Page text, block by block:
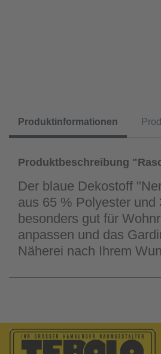
Produktinformationen
Produktbeschreibung
Der blaue Dekostoff
aus 65 % Polyester
besonders gut für
anpassen und das
Näherei nach Ihrem